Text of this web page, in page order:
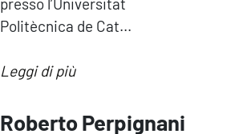
presso l’Universitat
Politècnica de Cat...
Leggi di più
Roberto Perpignani